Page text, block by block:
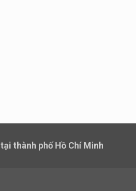
tại thành phố Hồ Chí Minh